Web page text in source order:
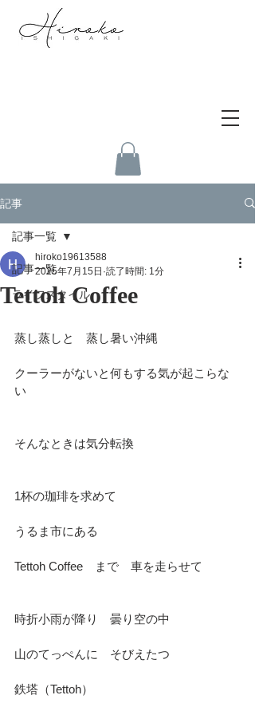
記事
記事一覧
ライフスタイル
記事一覧
Tettoh Coffee
hiroko19613588
2025年7月15日 読了時間: 1分
蒸し蒸しと　蒸し暑い沖縄
クーラーがないと何もする気が起こらな
い
そんなときは気分転換
1杯の珈琲を求めて
うるま市にある
Tettoh Coffee　まで　車を走らせて
時折小雨が降り　曇り空の中
山のてっぺんに　そびえたつ
鉄塔（Tettoh）